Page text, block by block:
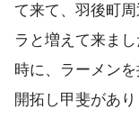
て来て、羽後町
ラと増えて来ま
時に、ラーメン
開拓し甲斐があり